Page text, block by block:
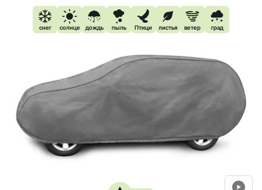
снег солнце дождь пыль Птици листья ветер град